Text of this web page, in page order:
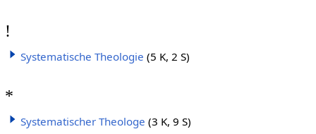
!
Systematische Theologie (5 K, 2 S)
*
Systematischer Theologe (3 K, 9 S)